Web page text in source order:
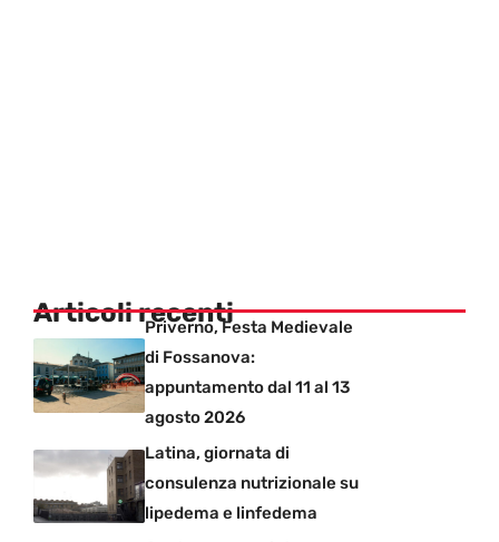
Articoli recentiPriverno, Festa Medievale
di Fossanova:
appuntamento dal 11 al 13
agosto 2026
Latina, giornata di
consulenza nutrizionale su
lipedema e linfedema